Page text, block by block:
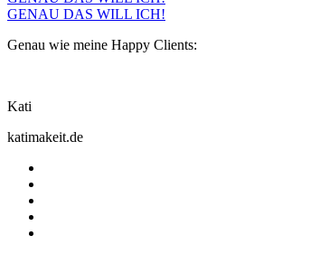
GENAU DAS WILL ICH!
Genau wie meine Happy Clients:
Kati
katimakeit.de